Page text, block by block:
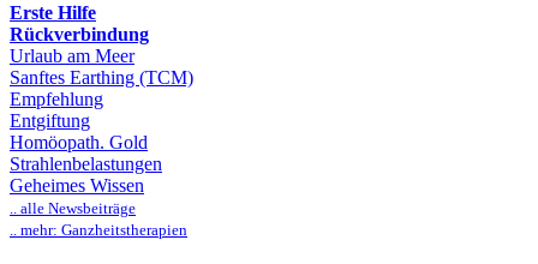
Erste Hilfe
Rückverbindung
Urlaub am Meer
Sanftes Earthing (TCM)
Empfehlung
Entgiftung
Homöopath. Gold
Strahlenbelastungen
Geheimes Wissen
.. alle Newsbeiträge
.. mehr: Ganzheitstherapien